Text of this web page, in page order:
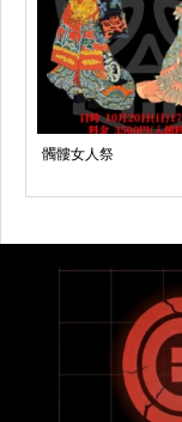
髑髏女人祭